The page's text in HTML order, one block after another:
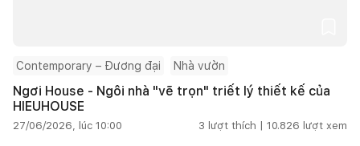
Contemporary – Đương đại Nhà vườn
Ngơi House - Ngôi nhà "vẽ trọn" triết lý thiết kế của
HIEUHOUSE
27/06/2026, lúc 10:00 3 lượt thích | 10.826 lượt xem